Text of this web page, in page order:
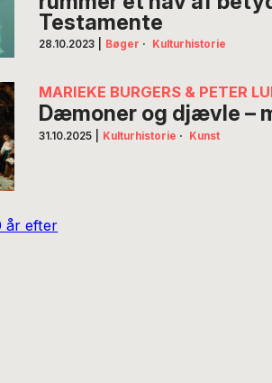
Testamente
28.10.2023 Bøger · Kulturhistorie
MARIEKE BURGERS & PETER
Dæmoner og djævle –
31.10.2025 Kulturhistorie · Kunst